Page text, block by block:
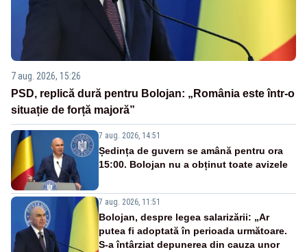
7 aug. 2026, 15:26
PSD, replică dură pentru Bolojan: „România este într-o
situație de forță majoră”
7 aug. 2026, 14:51
Ședința de guvern se amână pentru ora
15:00. Bolojan nu a obținut toate avizele
7 aug. 2026, 11:51
Bolojan, despre legea salarizării: „Ar
putea fi adoptată în perioada următoare.
S-a întârziat depunerea din cauza unor